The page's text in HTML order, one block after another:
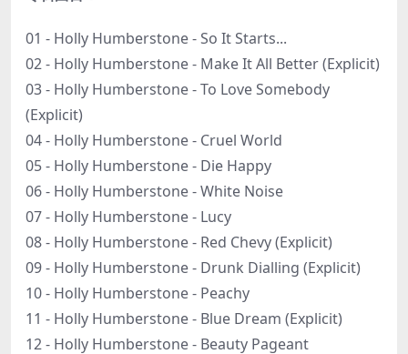
01 - Holly Humberstone - So It Starts...
02 - Holly Humberstone - Make It All Better (Explicit)
03 - Holly Humberstone - To Love Somebody
(Explicit)
04 - Holly Humberstone - Cruel World
05 - Holly Humberstone - Die Happy
06 - Holly Humberstone - White Noise
07 - Holly Humberstone - Lucy
08 - Holly Humberstone - Red Chevy (Explicit)
09 - Holly Humberstone - Drunk Dialling (Explicit)
10 - Holly Humberstone - Peachy
11 - Holly Humberstone - Blue Dream (Explicit)
12 - Holly Humberstone - Beauty Pageant